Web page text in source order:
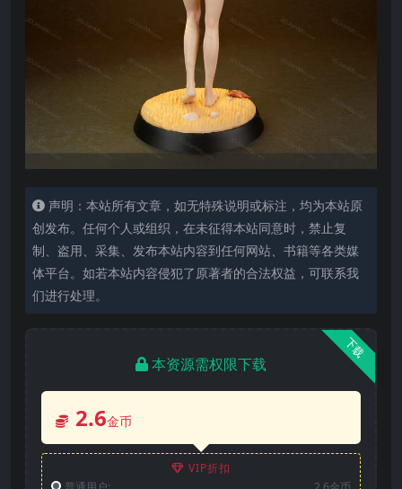
声明：本站所有文章，如无特殊说明或标注，均为本站原
创发布。任何个人或组织，在未征得本站同意时，禁止复
制、盗用、采集、发布本站内容到任何网站、书籍等各类媒
体平台。如若本站内容侵犯了原著者的合法权益，可联系我
们进行处理。
下载
本资源需权限下载
2.6金币
VIP折扣